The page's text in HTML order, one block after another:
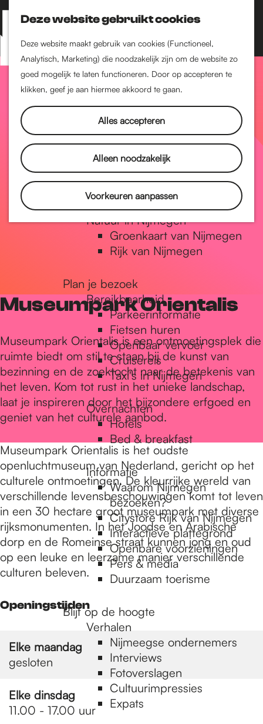
Deze website gebruikt cookies
Deze website maakt gebruik van cookies (Functioneel,
Analytisch, Marketing) die noodzakelijk zijn om de website zo
goed mogelijk te laten functioneren. Door op accepteren te
klikken, geef je aan hiermee akkoord te gaan.
Alles accepteren
Alleen noodzakelijk
Voorkeuren aanpassen
Z
o
e
k
e
K
a
a
r
t
M
e
n
Nijmegen-Nieuw-West
Dukenburg
Lindenholt
Historie
De oudste stad van
Nederland
Historische tijdlijn
Romeinse Limes
Vrede van Nijmegen
Penning
Natuur in Nijmegen
Groenkaart van Nijmegen
Rijk van Nijmegen
Plan je bezoek
Bereikbaarheid
Parkeerinformatie
Fietsen huren
Openbaar vervoer
Cruisereis
Taxi's in Nijmegen
Overnachten
Hotels
Bed & breakfast
Informatie
Waarom Nijmegen
bezoeken?
Citystore Rijk van Nijmegen
Interactieve plattegrond
Openbare voorzieningen
Pers & media
Duurzaam toerisme
Blijf op de hoogte
Verhalen
Nijmeegse ondernemers
Interviews
Fotoverslagen
Cultuurimpressies
Expats
Museumpark Orientalis
Museumpark Orientalis is een ontmoetingsplek die
ruimte biedt om stil te staan bij de kunst van
bezinning en de zoektocht naar de betekenis van
het leven. Kom tot rust in het unieke landschap,
laat je inspireren door het bijzondere erfgoed en
geniet van het culturele aanbod.
Museumpark Orientalis is het oudste
openluchtmuseum van Nederland, gericht op het
culturele ontmoetingen. De kleurrijke wereld van
verschillende levensbeschouwingen komt tot leven
in een 30 hectare groot museumpark met diverse
rijksmonumenten. In het Joodse en Arabische
dorp en de Romeinse straat kunnen jong en oud
op een leuke en leerzame manier verschillende
culturen beleven.
Openingstijden
Elke maandag
gesloten
Elke dinsdag
11.00 - 17.00 uur